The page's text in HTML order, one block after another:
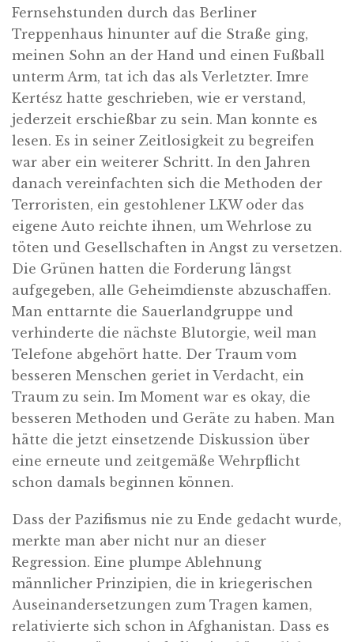
Fernsehstunden durch das Berliner
Treppenhaus hinunter auf die Straße ging,
meinen Sohn an der Hand und einen Fußball
unterm Arm, tat ich das als Verletzter. Imre
Kertész hatte geschrieben, wie er verstand,
jederzeit erschießbar zu sein. Man konnte es
lesen. Es in seiner Zeitlosigkeit zu begreifen
war aber ein weiterer Schritt. In den Jahren
danach vereinfachten sich die Methoden der
Terroristen, ein gestohlener LKW oder das
eigene Auto reichte ihnen, um Wehrlose zu
töten und Gesellschaften in Angst zu versetzen.
Die Grünen hatten die Forderung längst
aufgegeben, alle Geheimdienste abzuschaffen.
Man enttarnte die Sauerlandgruppe und
verhinderte die nächste Blutorgie, weil man
Telefone abgehört hatte. Der Traum vom
besseren Menschen geriet in Verdacht, ein
Traum zu sein. Im Moment war es okay, die
besseren Methoden und Geräte zu haben. Man
hätte die jetzt einsetzende Diskussion über
eine erneute und zeitgemäße Wehrpflicht
schon damals beginnen können.
Dass der Pazifismus nie zu Ende gedacht wurde,
merkte man aber nicht nur an dieser
Regression. Eine plumpe Ablehnung
männlicher Prinzipien, die in kriegerischen
Auseinandersetzungen zum Tragen kamen,
relativierte sich schon in Afghanistan. Dass es